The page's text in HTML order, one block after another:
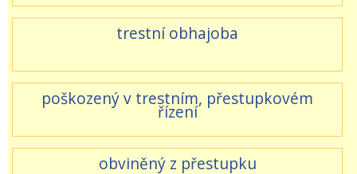
trestní obhajoba
poškozený v trestním, přestupkovém
řízení
obviněný z přestupku